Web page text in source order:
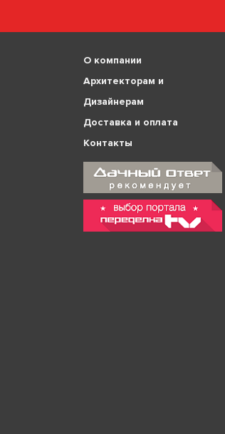
О компании
Архитекторам и
Дизайнерам
Доставка и оплата
Контакты